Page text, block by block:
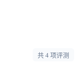
共 4 项评测